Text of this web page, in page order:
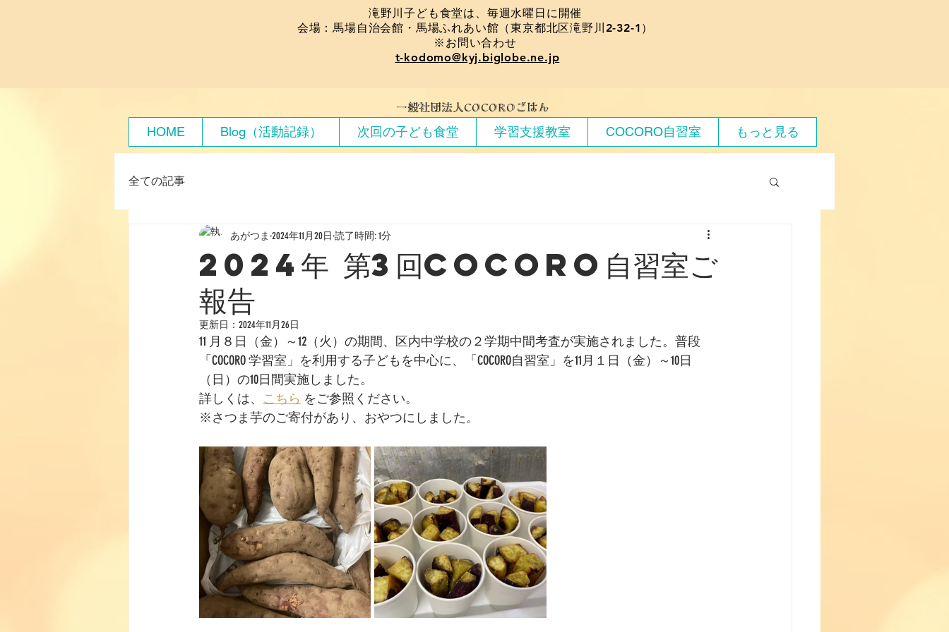
​滝野川子ども食堂は、毎週水曜日に開催
会場：馬場自治会館・馬場ふれあい館（東京都北区滝野川2-32-1）
※お問い合わせ
t-kodomo@kyj.biglobe.ne.jp
​一般社団法人COCOROごはん
HOME Blog（活動記録） 次回の子ども食堂 学習支援教室 COCORO自習室 もっと見る
全ての記事
2024年 第3回COCORO自習室ご
報告
あがつま 2024年11月20日 読了時間: 1分
更新日： 2024年11月26日
11 月８日（金）～12（火）の期間、区内中学校の２学期中間考査が実施されました。普段
「COCORO 学習室」を利用する子どもを中心に、「COCORO自習室」を11月１日（金）～10日
（日）の10日間実施しました。
詳しくは、 こちら をご参照ください。
※さつま芋のご寄付があり、おやつにしました。